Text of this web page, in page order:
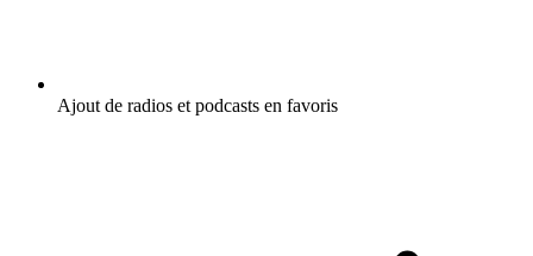
Ajout de radios et podcasts en favoris